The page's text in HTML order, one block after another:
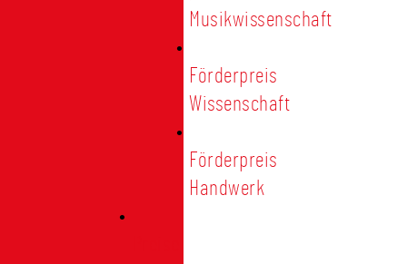
Musikwissenschaft
Förderpreis
Wissenschaft
Förderpreis
Handwerk